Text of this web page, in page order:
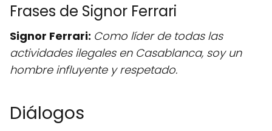
Frases de Signor Ferrari
Signor Ferrari: Como líder de todas las
actividades ilegales en Casablanca, soy un
hombre influyente y respetado.
Diálogos